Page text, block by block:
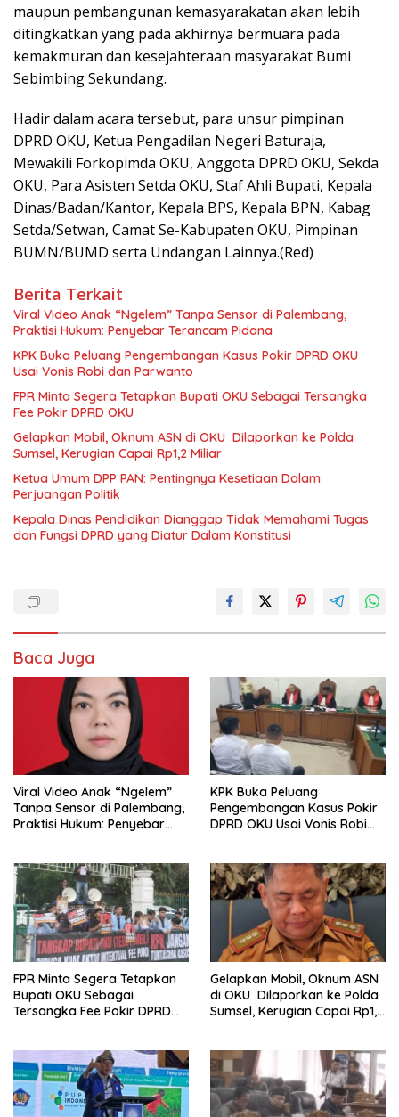
maupun pembangunan kemasyarakatan akan lebih
ditingkatkan yang pada akhirnya bermuara pada
kemakmuran dan kesejahteraan masyarakat Bumi
Sebimbing Sekundang.
Hadir dalam acara tersebut, para unsur pimpinan
DPRD OKU, Ketua Pengadilan Negeri Baturaja,
Mewakili Forkopimda OKU, Anggota DPRD OKU, Sekda
OKU, Para Asisten Setda OKU, Staf Ahli Bupati, Kepala
Dinas/Badan/Kantor, Kepala BPS, Kepala BPN, Kabag
Setda/Setwan, Camat Se-Kabupaten OKU, Pimpinan
BUMN/BUMD serta Undangan Lainnya.(Red)
Berita Terkait
Viral Video Anak “Ngelem” Tanpa Sensor di Palembang,
Praktisi Hukum: Penyebar Terancam Pidana
KPK Buka Peluang Pengembangan Kasus Pokir DPRD OKU
Usai Vonis Robi dan Parwanto
FPR Minta Segera Tetapkan Bupati OKU Sebagai Tersangka
Fee Pokir DPRD OKU
Gelapkan Mobil, Oknum ASN di OKU Dilaporkan ke Polda
Sumsel, Kerugian Capai Rp1,2 Miliar
Ketua Umum DPP PAN: Pentingnya Kesetiaan Dalam
Perjuangan Politik
Kepala Dinas Pendidikan Dianggap Tidak Memahami Tugas
dan Fungsi DPRD yang Diatur Dalam Konstitusi
Baca Juga
Viral Video Anak “Ngelem”
Tanpa Sensor di Palembang,
Praktisi Hukum: Penyebar
KPK Buka Peluang
Pengembangan Kasus Pokir
DPRD OKU Usai Vonis Robi
FPR Minta Segera Tetapkan
Bupati OKU Sebagai
Tersangka Fee Pokir DPRD
Gelapkan Mobil, Oknum ASN
di OKU Dilaporkan ke Polda
Sumsel, Kerugian Capai Rp1,2